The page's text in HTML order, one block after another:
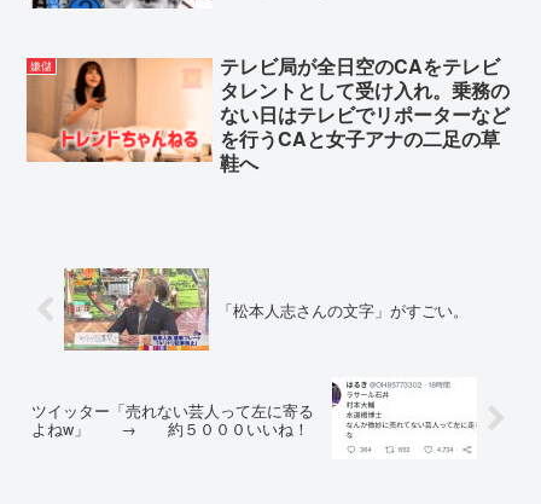
嫌儲
テレビ局が全日空のCAをテレビ
タレントとして受け入れ。乗務の
ない日はテレビでリポーターなど
を行うCAと女子アナの二足の草
鞋へ
「松本人志さんの文字」がすごい。
ツイッター「売れない芸人って左に寄る
よねw」 → 約５０００いいね！